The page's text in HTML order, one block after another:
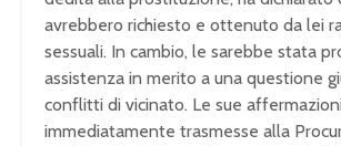
avrebbero richiesto e ottenuto da lei
sessuali. In cambio, le sarebbe stata
assistenza in merito a una questione
conflitti di vicinato. Le sue
immediatamente trasmesse alla